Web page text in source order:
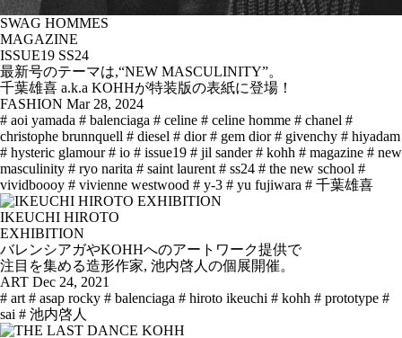
SWAG HOMMES
MAGAZINE
ISSUE19 SS24
最新号のテーマは,“NEW MASCULINITY”。
千葉雄喜 a.k.a KOHHが特装版の表紙に登場！
FASHION Mar 28, 2024
# aoi yamada # balenciaga # celine # celine homme # chanel #
christophe brunnquell # diesel # dior # gem dior # givenchy # hiyadam
# hysteric glamour # io # issue19 # jil sander # kohh # magazine # new
masculinity # ryo narita # saint laurent # ss24 # the new school #
vividboooy # vivienne westwood # y-3 # yu fujiwara # 千葉雄喜
IKEUCHI HIROTO
EXHIBITION
バレンシアガやKOHHへのアートワーク提供で
注目を集める造形作家, 池内啓人の個展開催。
ART Dec 24, 2021
# art # asap rocky # balenciaga # hiroto ikeuchi # kohh # prototype #
sai # 池内啓人